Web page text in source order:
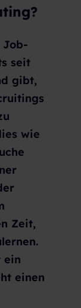
Job-
seit
gibt,
wie
Zeit,
ein
einen